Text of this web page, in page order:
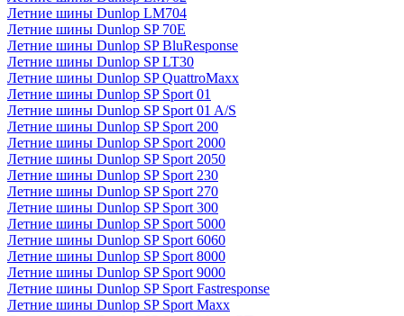
Летние шины Dunlop LM704
Летние шины Dunlop SP 70E
Летние шины Dunlop SP BluResponse
Летние шины Dunlop SP LT30
Летние шины Dunlop SP QuattroMaxx
Летние шины Dunlop SP Sport 01
Летние шины Dunlop SP Sport 01 A/S
Летние шины Dunlop SP Sport 200
Летние шины Dunlop SP Sport 2000
Летние шины Dunlop SP Sport 2050
Летние шины Dunlop SP Sport 230
Летние шины Dunlop SP Sport 270
Летние шины Dunlop SP Sport 300
Летние шины Dunlop SP Sport 5000
Летние шины Dunlop SP Sport 6060
Летние шины Dunlop SP Sport 8000
Летние шины Dunlop SP Sport 9000
Летние шины Dunlop SP Sport Fastresponse
Летние шины Dunlop SP Sport Maxx